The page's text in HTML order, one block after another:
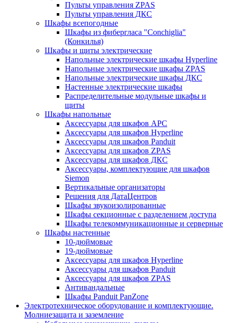
Пульты управления ZPAS
Пульты управления ДКС
Шкафы всепогодные
Шкафы из фибергласа "Conchiglia"
(Конкилья)
Шкафы и щиты электрические
Напольные электрические шкафы Hyperline
Напольные электрические шкафы ZPAS
Напольные электрические шкафы ДКС
Настенные электрические шкафы
Распределительные модульные шкафы и
щиты
Шкафы напольные
Аксессуары для шкафов APC
Аксессуары для шкафов Hyperline
Аксессуары для шкафов Panduit
Аксессуары для шкафов ZPAS
Аксессуары для шкафов ДКС
Аксессуары, комплектующие для шкафов
Siemon
Вертикальные организаторы
Решения для ДатаЦентров
Шкафы звукоизолированные
Шкафы секционные с разделением доступа
Шкафы телекоммуникационные и серверные
Шкафы настенные
10-дюймовые
19-дюймовые
Аксессуары для шкафов Hyperline
Аксессуары для шкафов Panduit
Аксессуары для шкафов ZPAS
Антивандальные
Шкафы Panduit PanZone
Электротехническое оборудование и комплектующие.
Молниезащита и заземление